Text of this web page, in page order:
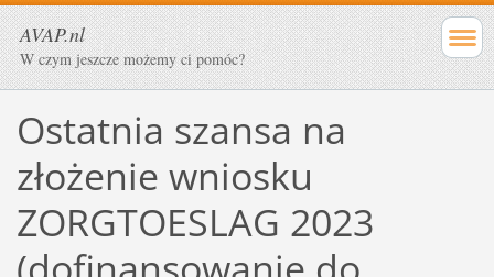
AVAP.nl
W czym jeszcze możemy ci pomóc?
Ostatnia szansa na
złożenie wniosku
ZORGTOESLAG 2023